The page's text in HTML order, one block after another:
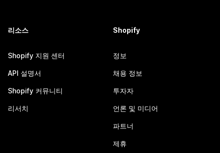
리소스
Shopify 지원 센터
API 설명서
Shopify 커뮤니티
리서치
Shopify
정보
채용 정보
투자자
언론 및 미디어
파트너
제휴